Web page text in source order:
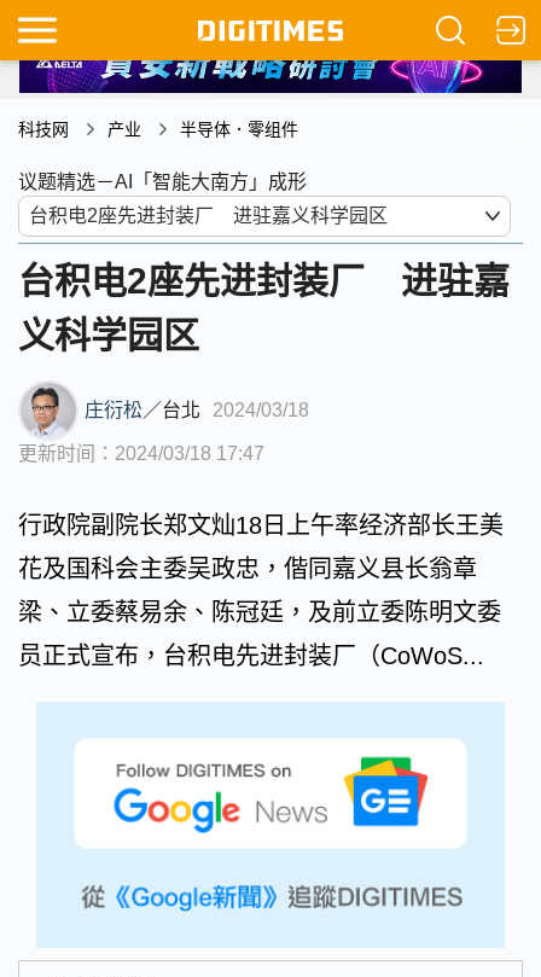
科技网 产业 半导体．零组件
议题精选－AI「智能大南方」成形
台积电2座先进封装厂 进驻嘉
义科学园区
庄衍松／台北 2024/03/18
更新时间：2024/03/18 17:47
行政院副院长郑文灿18日上午率经济部长王美
花及国科会主委吴政忠，偕同嘉义县长翁章
梁、立委蔡易余、陈冠廷，及前立委陈明文委
员正式宣布，台积电先进封装厂（CoWoS...